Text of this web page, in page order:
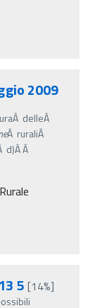
2009
delleÂ
Â ruraliÂ
d)Â Â
5 [14%]